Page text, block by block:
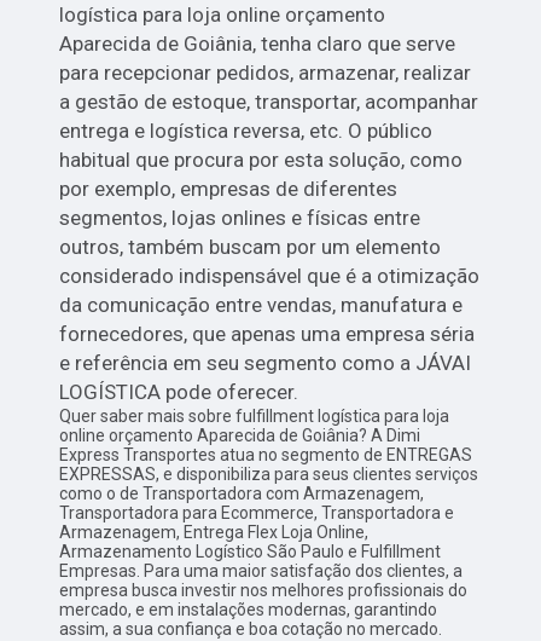
logística para loja online orçamento
Aparecida de Goiânia, tenha claro que serve
para recepcionar pedidos, armazenar, realizar
a gestão de estoque, transportar, acompanhar
entrega e logística reversa, etc. O público
habitual que procura por esta solução, como
por exemplo, empresas de diferentes
segmentos, lojas onlines e físicas entre
outros, também buscam por um elemento
considerado indispensável que é a otimização
da comunicação entre vendas, manufatura e
fornecedores, que apenas uma empresa séria
e referência em seu segmento como a JÁVAI
LOGÍSTICA pode oferecer.
Quer saber mais sobre fulfillment logística para loja
online orçamento Aparecida de Goiânia? A Dimi
Express Transportes atua no segmento de ENTREGAS
EXPRESSAS, e disponibiliza para seus clientes serviços
como o de Transportadora com Armazenagem,
Transportadora para Ecommerce, Transportadora e
Armazenagem, Entrega Flex Loja Online,
Armazenamento Logístico São Paulo e Fulfillment
Empresas. Para uma maior satisfação dos clientes, a
empresa busca investir nos melhores profissionais do
mercado, e em instalações modernas, garantindo
assim, a sua confiança e boa cotação no mercado.